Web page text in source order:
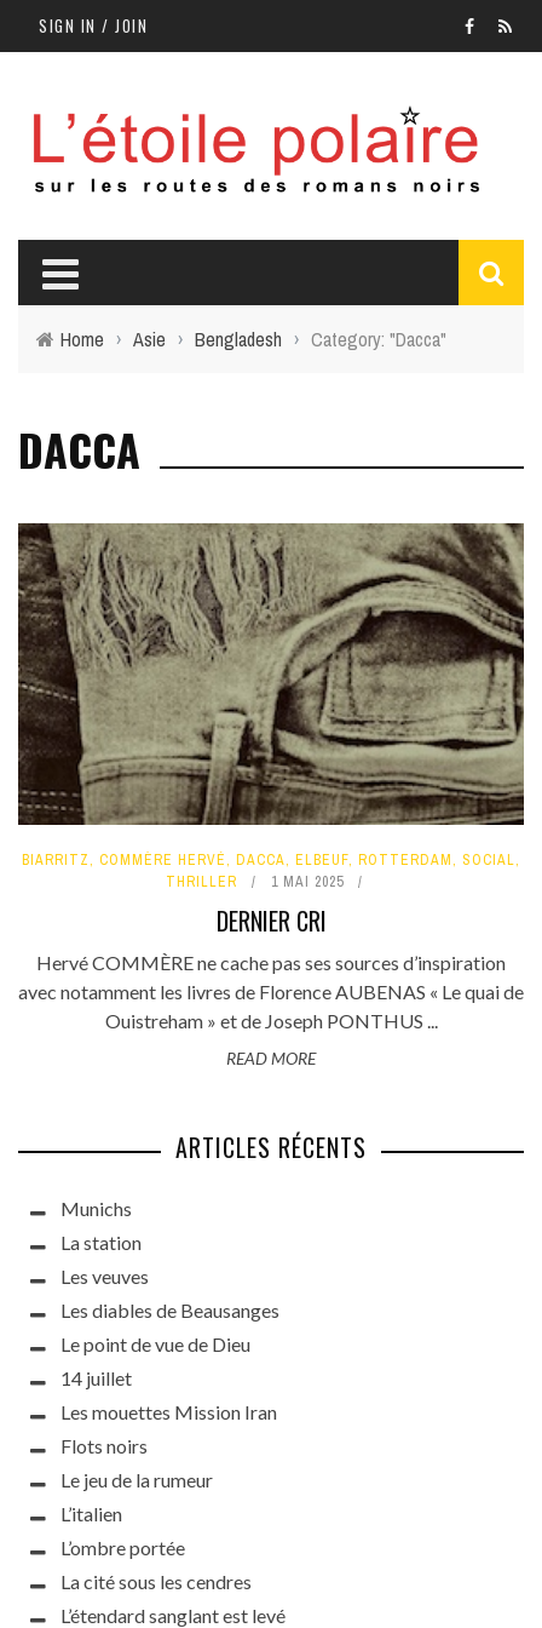
SIGN IN / JOIN
Home › Asie › Bengladesh › Category: "Dacca"
DACCA
BIARRITZ, COMMÈRE HERVÉ, DACCA, ELBEUF, ROTTERDAM, SOCIAL,
THRILLER
1 MAI 2025
DERNIER CRI
Hervé COMMÈRE ne cache pas ses sources d’inspiration
avec notamment les livres de Florence AUBENAS « Le quai de
Ouistreham » et de Joseph PONTHUS ...
READ MORE
ARTICLES RÉCENTS
Munichs
La station
Les veuves
Les diables de Beausanges
Le point de vue de Dieu
14 juillet
Les mouettes Mission Iran
Flots noirs
Le jeu de la rumeur
L’italien
L’ombre portée
La cité sous les cendres
L’étendard sanglant est levé